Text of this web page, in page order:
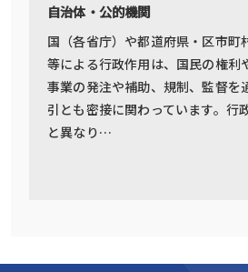
自治体・公的機関
国（各省庁）や都道府県・区市町
等による行政作用は、国民の権利
事業の発注や補助、規制、監督を
引とも密接に関わっています。行
と異なり…